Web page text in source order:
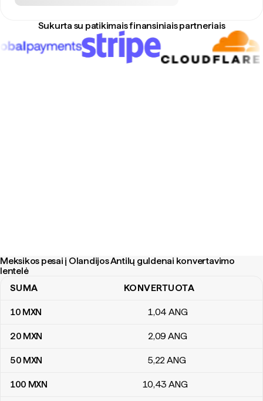
Sukurta su patikimais finansiniais partneriais
Meksikos pesai į Olandijos Antilų guldenai konvertavimo
lentelė
Meksikos pesai į Olandijos Antilų guldenai konvertavimo lentelė
SUMA KONVERTUOTA
10 MXN 1,04 ANG
20 MXN 2,09 ANG
50 MXN 5,22ANG
100 MXN 10,43 ANG